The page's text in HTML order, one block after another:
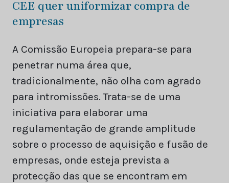
CEE quer uniformizar compra de
empresas
A Comissão Europeia prepara-se para
penetrar numa área que,
tradicionalmente, não olha com agrado
para intromissões. Trata-se de uma
iniciativa para elaborar uma
regulamentação de grande amplitude
sobre o processo de aquisição e fusão de
empresas, onde esteja prevista a
protecção das que se encontram em